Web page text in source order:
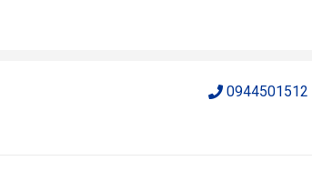
0944501512